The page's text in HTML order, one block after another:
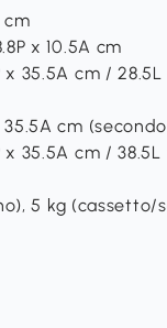
cm
x 10.5A cm
35.5A cm /
cm
35.5A cm /
5 kg (cassetto/